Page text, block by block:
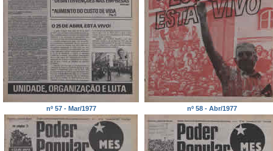
nº 57 - Mar/1977 nº 58 - Abr/1977